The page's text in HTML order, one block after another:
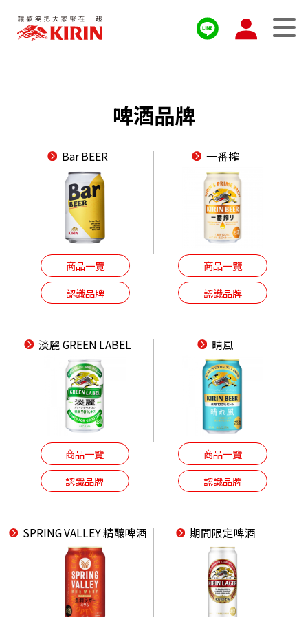
啤酒品牌
Bar BEER
商品一覽
認識品牌
一番搾
商品一覽
認識品牌
淡麗 GREEN LABEL
商品一覽
認識品牌
晴風
商品一覽
認識品牌
SPRING VALLEY 精釀啤酒 期間限定啤酒